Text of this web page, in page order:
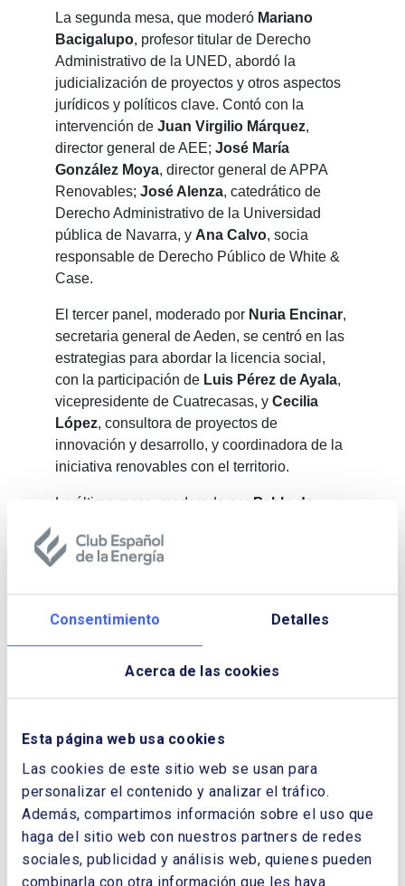
Consentimiento Detalles
Acerca de las cookies
Esta página web usa cookies
Las cookies de este sitio web se usan para
personalizar el contenido y analizar el tráfico.
Además, compartimos información sobre el uso que
haga del sitio web con nuestros partners de redes
sociales, publicidad y análisis web, quienes pueden
combinarla con otra información que les haya
La segunda mesa, que moderó Mariano
Bacigalupo, profesor titular de Derecho
Administrativo de la UNED, abordó la
judicialización de proyectos y otros aspectos
jurídicos y políticos clave. Contó con la
intervención deJuan Virgilio Márquez,
director general de AEE;José María
González Moya, director general de APPA
Renovables;José Alenza, catedrático de
Derecho Administrativo de la Universidad
pública de Navarra, y Ana Calvo, socia
responsable de Derecho Público de White &
Case.
El tercer panel, moderado por Nuria Encinar,
secretaria general de Aeden, se centró en las
estrategias para abordar la licencia social,
con la participación de Luis Pérez de Ayala,
vicepresidente de Cuatrecasas, yCecilia
López, consultora de proyectos de
innovación y desarrollo, y coordinadora de la
iniciativa renovables con el territorio.
La última mesa, moderada por Pablo de
Enerclub, analizó dos casos de éxito. El
primero, con una visión empresarial, lo
Desarrollo de Operaciones y Negocio de
Manuel Larrasa , secretario general
de Energía de la Junta.
Algunos elementos destacados a lo largo de
La necesidad de agilizar el permitting y
simplificar y homogeneizar los marcos
regulatorios, evitando dispersión normativa
en distintos ámbitos sectoriales (energía,
industria, medioambiente, urbanismo, otras) y